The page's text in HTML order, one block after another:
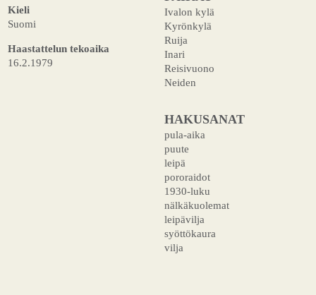
Kieli
Suomi
Haastattelun tekoaika
16.2.1979
Ivalon kylä
Kyrönkylä
Ruija
Inari
Reisivuono
Neiden
HAKUSANAT
pula-aika
puute
leipä
pororaidot
1930-luku
nälkäkuolemat
leipävilja
syöttökaura
vilja